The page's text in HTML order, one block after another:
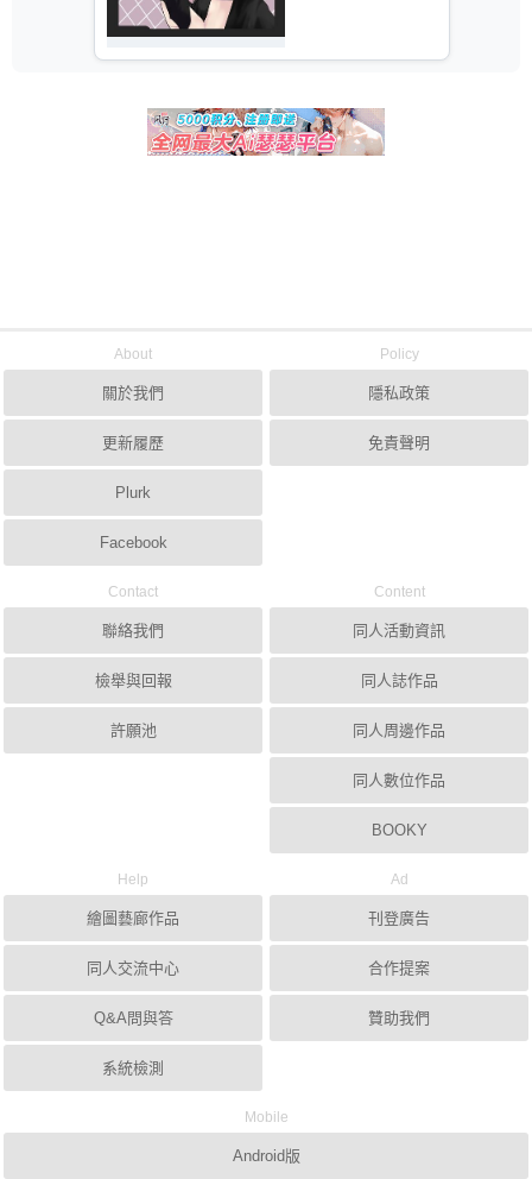
About
關於我們
更新履歷
Plurk
Facebook
Policy
隱私政策
免責聲明
Contact
聯絡我們
檢舉與回報
許願池
Content
同人活動資訊
同人誌作品
同人周邊作品
同人數位作品
BOOKY
Help
繪圖藝廊作品
同人交流中心
Q&A問與答
系統檢測
Ad
刊登廣告
合作提案
贊助我們
Mobile
Android版